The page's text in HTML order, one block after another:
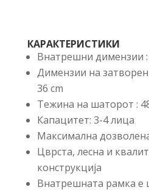
КАРАКТЕРИСТИКИ
Внатрешни димензии :
Димензии на
36 cm
Тежина на шаторот :
Капацитет: 3-4 лица
Максимална
Цврста, лесна и
конструкција
Внатрешната рамка е